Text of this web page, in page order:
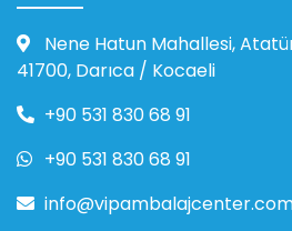
Nene Hatun Mahallesi,
41700, Darıca / Kocaeli
+90 531 830 68 91
+90 531 830 68 91